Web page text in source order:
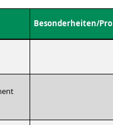
Besonderheiten/